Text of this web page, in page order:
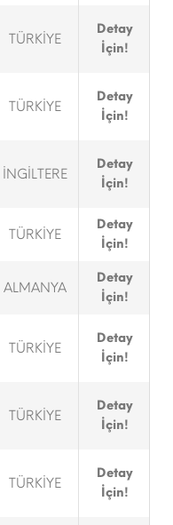
TÜRKİYE
Detay
İçin!
TÜRKİYE
Detay
İçin!
İNGİLTERE
Detay
İçin!
TÜRKİYE
Detay
İçin!
ALMANYA
Detay
İçin!
TÜRKİYE
Detay
İçin!
TÜRKİYE
Detay
İçin!
TÜRKİYE
Detay
İçin!